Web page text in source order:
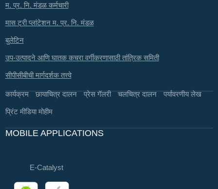
म. प्र. नि. मंडळ कर्मचारी
मास ट्री प्लांटेशन म. प्र. नि. मंडळ
बुलेटिन
उप-उत्पादने आणि घातक कचरा वर्गीकरणासाठी तांत्रिक समिती
सीपीसीबीची मार्गदर्शक तत्त्वे
कार्यक्रम छायाचित्र दालन प्रेस गॅलरी चलचित्र दालन पर्यावरणीय लेख
प्रिंट मीडिया मोहीम
MOBILE APPLICATIONS
E-Catalyst